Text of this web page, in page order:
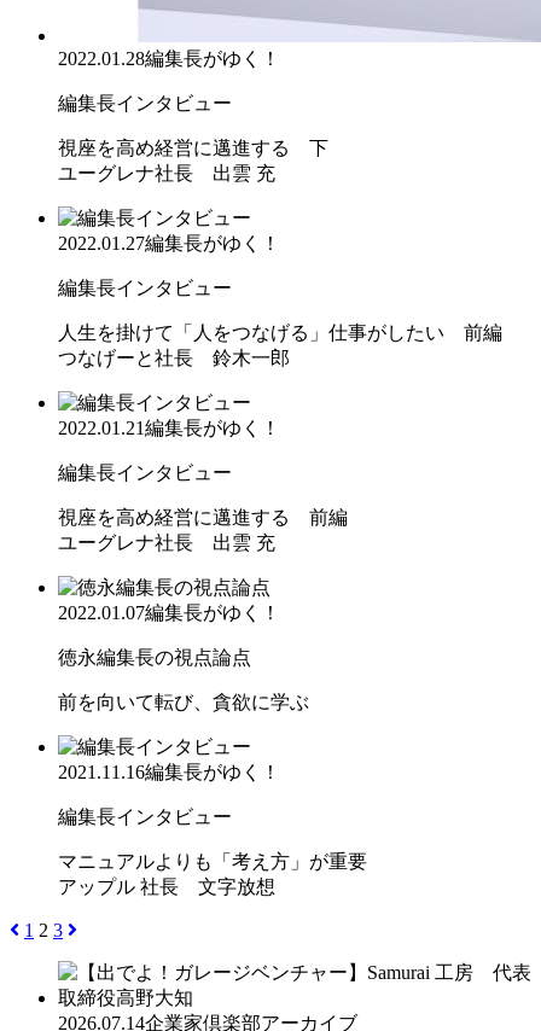
2022.01.28編集長がゆく！
編集長インタビュー
視座を高め経営に邁進する 下
ユーグレナ社長 出雲 充
2022.01.27編集長がゆく！
編集長インタビュー
人生を掛けて「人をつなげる」仕事がしたい 前編
つなげーと社長 鈴木一郎
2022.01.21編集長がゆく！
編集長インタビュー
視座を高め経営に邁進する 前編
ユーグレナ社長 出雲 充
2022.01.07編集長がゆく！
徳永編集長の視点論点
前を向いて転び、貪欲に学ぶ
2021.11.16編集長がゆく！
編集長インタビュー
マニュアルよりも「考え方」が重要
アップル 社長 文字放想
1 2 3
2026.07.14企業家倶楽部アーカイブ